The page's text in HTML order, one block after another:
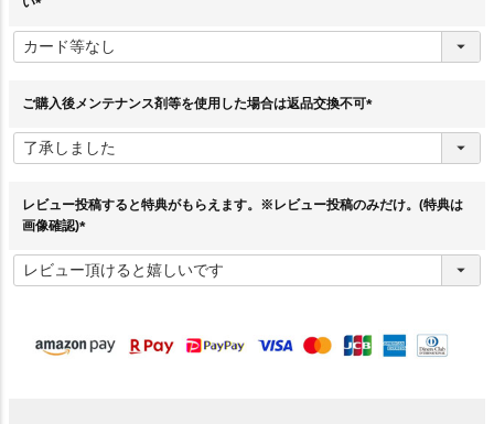
必
須
ご購入後メンテナンス剤等を使用した場合は返品交換不可
須
レビュー投稿すると特典がもらえます。※レビュー投稿のみだけ。(特典は
画像確認)
必
須